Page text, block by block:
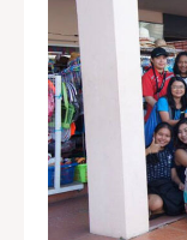
ทัวร์กระบี่
ที่เที่ยวกระบี่
ทัวร์ภูเก็ต
ทัวร์แสมสาร